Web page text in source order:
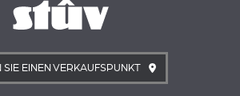
SIE EINEN VERKAUFSPUNKT